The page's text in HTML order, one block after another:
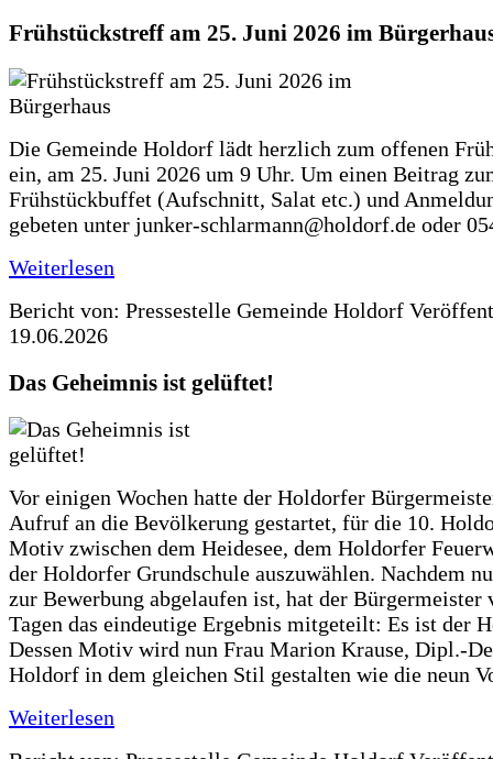
Frühstückstreff am 25. Juni 2026 im
Die Gemeinde Holdorf lädt herzlich zum offenen
ein, am 25. Juni 2026 um 9 Uhr. Um einen Beitrag
Frühstückbuffet (Aufschnitt, Salat etc.) und
gebeten unter junker-schlarmann@holdorf.de oder
Weiterlesen
Bericht von: Pressestelle Gemeinde Holdorf
19.06.2026
Das Geheimnis ist gelüftet!
Vor einigen Wochen hatte der Holdorfer
Aufruf an die Bevölkerung gestartet, für die 10.
Motiv zwischen dem Heidesee, dem Holdorfer
der Holdorfer Grundschule auszuwählen. Nachdem
zur Bewerbung abgelaufen ist, hat der Bürgermeister
Tagen das eindeutige Ergebnis mitgeteilt: Es ist der
Dessen Motiv wird nun Frau Marion Krause, Dipl.-
Holdorf in dem gleichen Stil gestalten wie die neun
Weiterlesen